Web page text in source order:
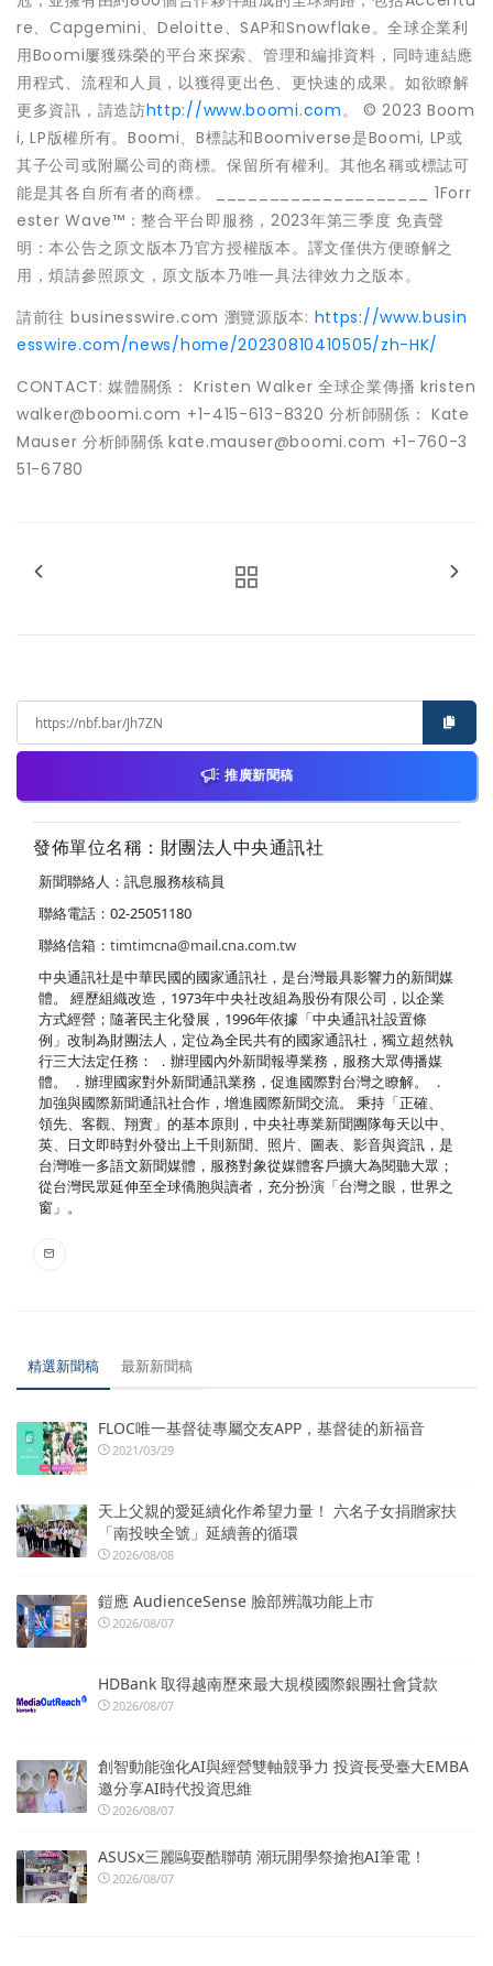
re、Capgemini、Deloitte、SAP和Snowflake。全球企業利
用Boomi屢獲殊榮的平台來探索、管理和編排資料，同時連結應
用程式、流程和人員，以獲得更出色、更快速的成果。如欲瞭解
更多資訊，請造訪http://www.boomi.com。 © 2023 Boom
i, LP版權所有。Boomi、B標誌和Boomiverse是Boomi, LP或
其子公司或附屬公司的商標。保留所有權利。其他名稱或標誌可
能是其各自所有者的商標。 ____________________ 1Forr
ester Wave™：整合平台即服務，2023年第三季度 免責聲
明：本公告之原文版本乃官方授權版本。譯文僅供方便瞭解之
用，煩請參照原文，原文版本乃唯一具法律效力之版本。
請前往 businesswire.com 瀏覽源版本: https://www.busin
esswire.com/news/home/20230810410505/zh-HK/
CONTACT: 媒體關係： Kristen Walker 全球企業傳播 kristen
walker@boomi.com +1-415-613-8320 分析師關係： Kate
Mauser 分析師關係 kate.mauser@boomi.com +1-760-3
51-6780
推廣新聞稿
發佈單位名稱：財團法人中央通訊社
新聞聯絡人：訊息服務核稿員
聯絡電話：02-25051180
聯絡信箱： timtimcna@mail.cna.com.tw
中央通訊社是中華民國的國家通訊社，是台灣最具影響力的新聞媒
體。 經歷組織改造，1973年中央社改組為股份有限公司，以企業
方式經營；隨著民主化發展，1996年依據「中央通訊社設置條
例」改制為財團法人，定位為全民共有的國家通訊社，獨立超然執
行三大法定任務： ．辦理國內外新聞報導業務，服務大眾傳播媒
體。 ．辦理國家對外新聞通訊業務，促進國際對台灣之瞭解。 ．
加強與國際新聞通訊社合作，增進國際新聞交流。 秉持「正確、
領先、客觀、翔實」的基本原則，中央社專業新聞團隊每天以中、
英、日文即時對外發出上千則新聞、照片、圖表、影音與資訊，是
台灣唯一多語文新聞媒體，服務對象從媒體客戶擴大為閱聽大眾；
從台灣民眾延伸至全球僑胞與讀者，充分扮演「台灣之眼，世界之
窗」。
精選新聞稿 最新新聞稿
FLOC唯一基督徒專屬交友APP，基督徒的新福音
2021/03/29
天上父親的愛延續化作希望力量！ 六名子女捐贈家扶
「南投映全號」延續善的循環
2026/08/08
鎧應 AudienceSense 臉部辨識功能上市
2026/08/07
HDBank 取得越南歷來最大規模國際銀團社會貸款
2026/08/07
創智動能強化AI與經營雙軸競爭力 投資長受臺大EMBA
邀分享AI時代投資思維
2026/08/07
ASUSx三麗鷗耍酷聯萌 潮玩開學祭搶抱AI筆電！
2026/08/07